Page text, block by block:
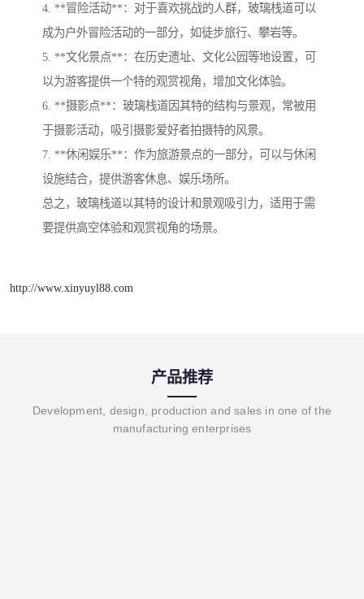
4. **冒险活动**：对于喜欢挑战的人群，玻璃栈道可以
成为户外冒险活动的一部分，如徒步旅行、攀岩等。
5. **文化景点**：在历史遗址、文化公园等地设置，可
以为游客提供一个特的观赏视角，增加文化体验。
6. **摄影点**：玻璃栈道因其特的结构与景观，常被用
于摄影活动，吸引摄影爱好者拍摄特的风景。
7. **休闲娱乐**：作为旅游景点的一部分，可以与休闲
设施结合，提供游客休息、娱乐场所。
总之，玻璃栈道以其特的设计和景观吸引力，适用于需
要提供高空体验和观赏视角的场景。
http://www.xinyuyl88.com
产品推荐
Development, design, production and sales in one of the
manufacturing enterprises